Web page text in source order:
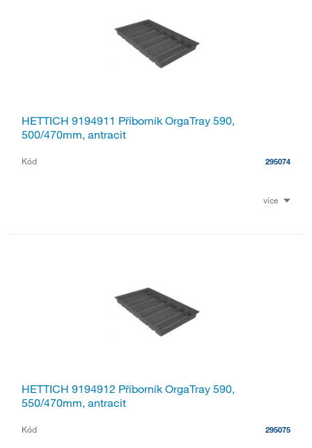
HETTICH 9194911 Příborník OrgaTray 590,
500/470mm, antracit
Kód 295074
více
HETTICH 9194912 Příborník OrgaTray 590,
550/470mm, antracit
Kód 295075